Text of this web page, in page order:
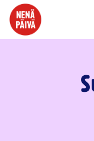
Siirry sisältöön